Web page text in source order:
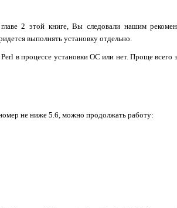
2 этой книге, Вы следовали нашим
выполнять установку отдельно.
Perl в процессе установки ОС или нет. Проще всего
не ниже 5.6, можно продолжать работу: